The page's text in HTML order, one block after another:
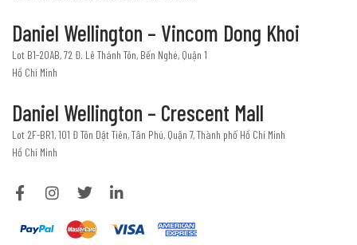
Daniel Wellington – Vincom Dong Khoi
Lot B1-20AB, 72 Đ. Lê Thánh Tôn, Bến Nghé, Quận 1
Hồ Chí Minh
Daniel Wellington – Crescent Mall
Lot 2F-BR1, 101 Đ Tôn Dật Tiên, Tân Phú, Quận 7, Thành phố Hồ Chí Minh
Hồ Chí Minh